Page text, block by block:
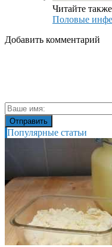
Читайте
Половые
Добавить комментарий
Популярные статьи